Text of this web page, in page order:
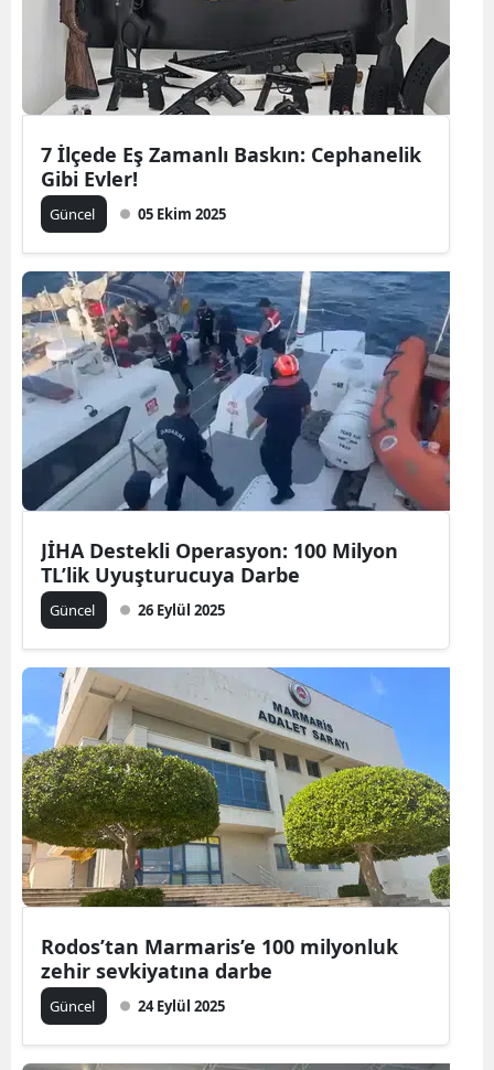
7 İlçede Eş Zamanlı Baskın: Cephanelik
Gibi Evler!
Güncel 05 Ekim 2025
JİHA Destekli Operasyon: 100 Milyon
TL’lik Uyuşturucuya Darbe
Güncel 26 Eylül 2025
Rodos’tan Marmaris’e 100 milyonluk
zehir sevkiyatına darbe
Güncel 24 Eylül 2025